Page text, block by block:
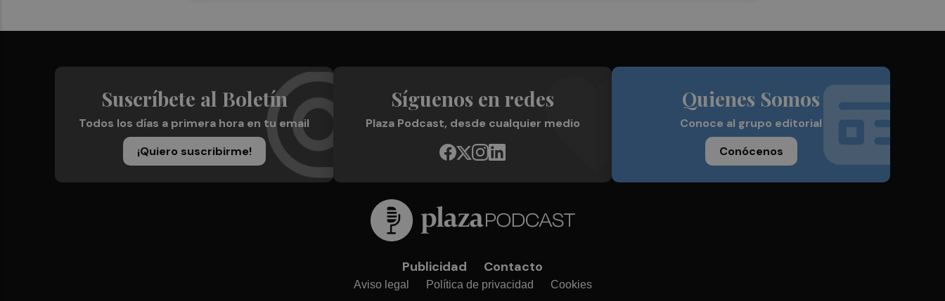
Suscríbete al Boletín
Todos los días a primera hora en tu email
¡Quiero suscribirme!
Síguenos en redes
Plaza Podcast, desde cualquier medio
Quienes Somos
Conoce al grupo editorial
Conócenos
Publicidad Contacto
Aviso legal Política de privacidad Cookies